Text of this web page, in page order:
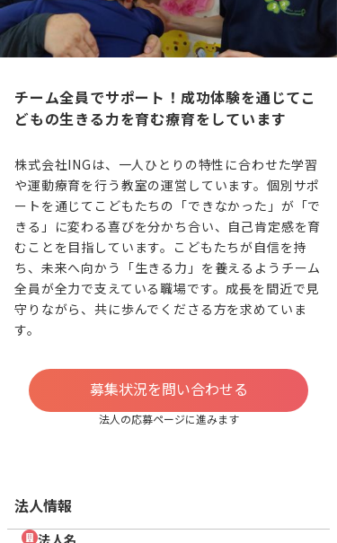
チーム全員でサポート！成功体験を通じてこ
どもの生きる力を育む療育をしています
株式会社INGは、一人ひとりの特性に合わせた学習
や運動療育を行う教室の運営しています。個別サポ
ートを通じてこどもたちの「できなかった」が「で
きる」に変わる喜びを分かち合い、自己肯定感を育
むことを目指しています。こどもたちが自信を持
ち、未来へ向かう「生きる力」を養えるようチーム
全員が全力で支えている職場です。成長を間近で見
守りながら、共に歩んでくださる方を求めていま
す。
募集状況を問い合わせる
法人の応募ページに進みます
法人情報
法人名